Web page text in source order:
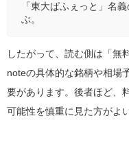
「東大ぱふぇっと」名
ぶ。
したがって、読む側は「無
noteの具体的な銘柄や相場
要があります。後者ほど、
可能性を慎重に見た方がよ